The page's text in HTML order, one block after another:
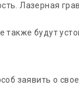
Лазерная
также будут
заявить о